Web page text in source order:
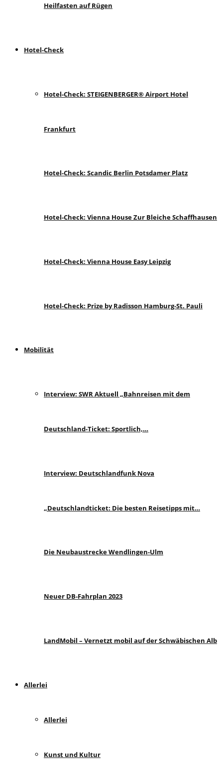
Heilfasten auf Rügen
Hotel-Check
Hotel-Check: STEIGENBERGER® Airport Hotel
Frankfurt
Hotel-Check: Scandic Berlin Potsdamer Platz
Hotel-Check: Vienna House Zur Bleiche Schaffhausen
Hotel-Check: Vienna House Easy Leipzig
Hotel-Check: Prize by Radisson Hamburg-St. Pauli
Mobilität
Interview: SWR Aktuell „Bahnreisen mit dem
Deutschland-Ticket: Sportlich,…
Interview: Deutschlandfunk Nova
„Deutschlandticket: Die besten Reisetipps mit…
Die Neubaustrecke Wendlingen-Ulm
Neuer DB-Fahrplan 2023
LandMobil – Vernetzt mobil auf der Schwäbischen Alb
Allerlei
Allerlei
Kunst und Kultur